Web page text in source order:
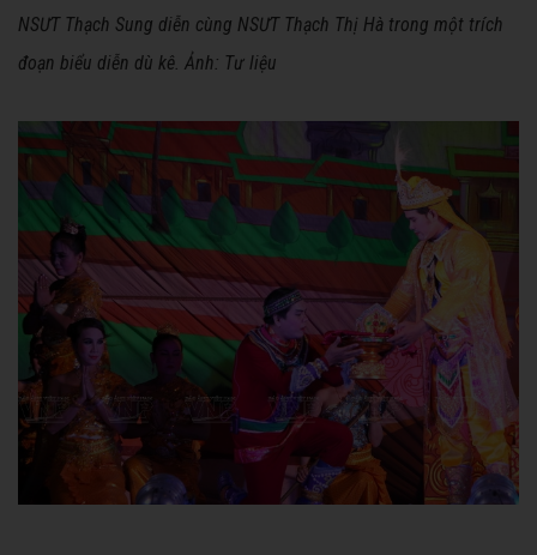
NSƯT Thạch Sung diễn cùng NSƯT Thạch Thị Hà trong một trích
đoạn biểu diễn dù kê. Ảnh: Tư liệu